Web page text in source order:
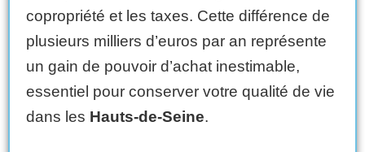
copropriété et les taxes. Cette différence de
plusieurs milliers d’euros par an représente
un gain de pouvoir d’achat inestimable,
essentiel pour conserver votre qualité de vie
dans les Hauts-de-Seine.